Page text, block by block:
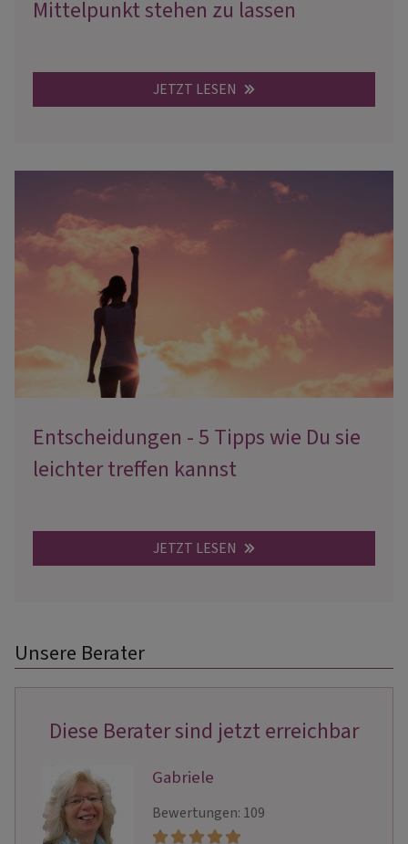
Mittelpunkt stehen zu lassen
JETZT LESEN
Entscheidungen - 5 Tipps wie Du sie
leichter treffen kannst
JETZT LESEN
Unsere Berater
Diese Berater sind jetzt erreichbar
Gabriele
Bewertungen: 109